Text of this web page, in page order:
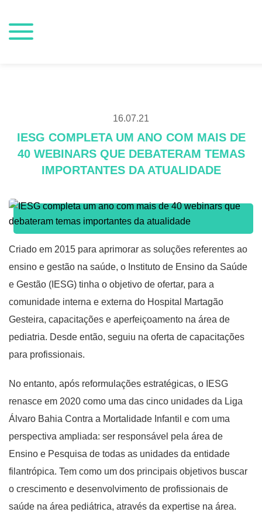
16.07.21
IESG COMPLETA UM ANO COM MAIS DE
40 WEBINARS QUE DEBATERAM TEMAS
IMPORTANTES DA ATUALIDADE
Criado em 2015 para aprimorar as soluções referentes ao
ensino e gestão na saúde, o Instituto de Ensino da Saúde
e Gestão (IESG) tinha o objetivo de ofertar, para a
comunidade interna e externa do Hospital Martagão
Gesteira, capacitações e aperfeiçoamento na área de
pediatria. Desde então, seguiu na oferta de capacitações
para profissionais.
No entanto, após reformulações estratégicas, o IESG
renasce em 2020 como uma das cinco unidades da Liga
Álvaro Bahia Contra a Mortalidade Infantil e com uma
perspectiva ampliada: ser responsável pela área de
Ensino e Pesquisa de todas as unidades da entidade
filantrópica. Tem como um dos principais objetivos buscar
o crescimento e desenvolvimento de profissionais de
saúde na área pediátrica, através da expertise na área.